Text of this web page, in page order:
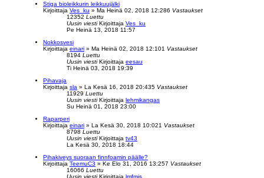
Stiga bioleikkurin leikkuujälki
Kirjoittaja Ves_ku » Ma Heinä 02, 2018 12:286 Vastaukset
12352 Luettu
Uusin viesti Kirjoittaja Ves_ku
Pe Heinä 13, 2018 11:57
Nokkosvesi
Kirjoittaja einari » Ma Heinä 02, 2018 12:101 Vastaukset
8194 Luettu
Uusin viesti Kirjoittaja eesau
Ti Heinä 03, 2018 19:39
Pihavaja
Kirjoittaja sla » La Kesä 16, 2018 20:435 Vastaukset
11929 Luettu
Uusin viesti Kirjoittaja lehmikangas
Su Heinä 01, 2018 23:00
Raparperi
Kirjoittaja einari » La Kesä 30, 2018 10:021 Vastaukset
8798 Luettu
Uusin viesti Kirjoittaja tv43
La Kesä 30, 2018 18:44
Pihakiveys suoraan finnfoamin päälle?
Kirjoittaja TeemuC3 » Ke Elo 31, 2016 13:257 Vastaukset
16066 Luettu